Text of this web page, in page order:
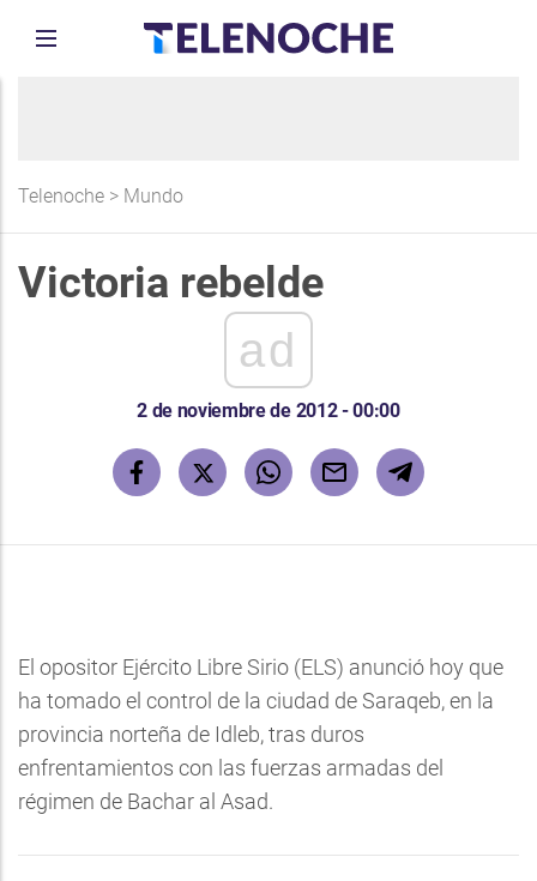
Telenoche > Mundo
Victoria rebelde
ad
2 de noviembre de 2012 - 00:00
El opositor Ejército Libre Sirio (ELS) anunció hoy que
ha tomado el control de la ciudad de Saraqeb, en la
provincia norteña de Idleb, tras duros
enfrentamientos con las fuerzas armadas del
régimen de Bachar al Asad.